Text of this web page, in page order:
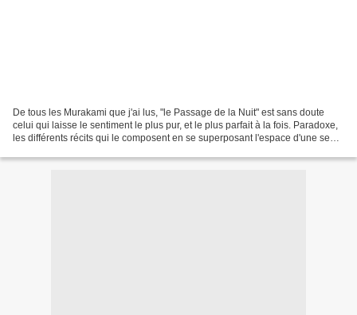
De tous les Murakami que j'ai lus, "le Passage de la Nuit" est sans doute
celui qui laisse le sentiment le plus pur, et le plus parfait à la fois. Paradoxe,
les différents récits qui le composent en se superposant l'espace d'une seule